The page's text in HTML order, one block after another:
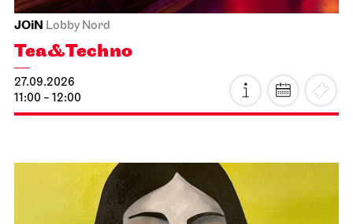
JOiN Lobby Nord
Tea&Techno
27.09.2026
11:00 - 12:00